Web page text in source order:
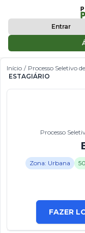
Entrar
Início / Processo Seletivo
ESTAGIÁRIO
Processo
Zona: Urbana
FAZER